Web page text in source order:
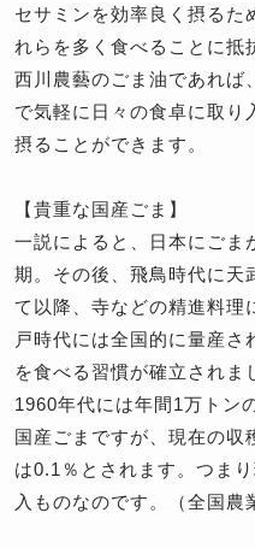
セサミンを効率良く摂るた
れらを多く食べることに抵
西川農藝のごま油であれば
で気軽に日々の食卓に取り
摂ることができます。
【貴重な国産ごま】
一説によると、日本にごま
期。その後、飛鳥時代に天
て以降、寺などの精進料理
戸時代には全国的に量産さ
を食べる習慣が確立されま
1960年代には年間1万トン
国産ごまですが、現在の収
は0.1％とされます。つま
入ものなのです。（全国農